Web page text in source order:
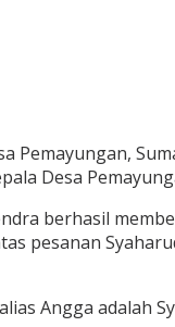
Desa
berhasil
Angga adalah